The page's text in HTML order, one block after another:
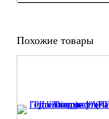
Похожие товары